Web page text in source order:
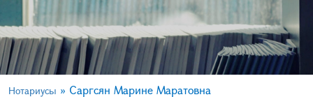
Нотариусы » Саргсян Марине Маратовна